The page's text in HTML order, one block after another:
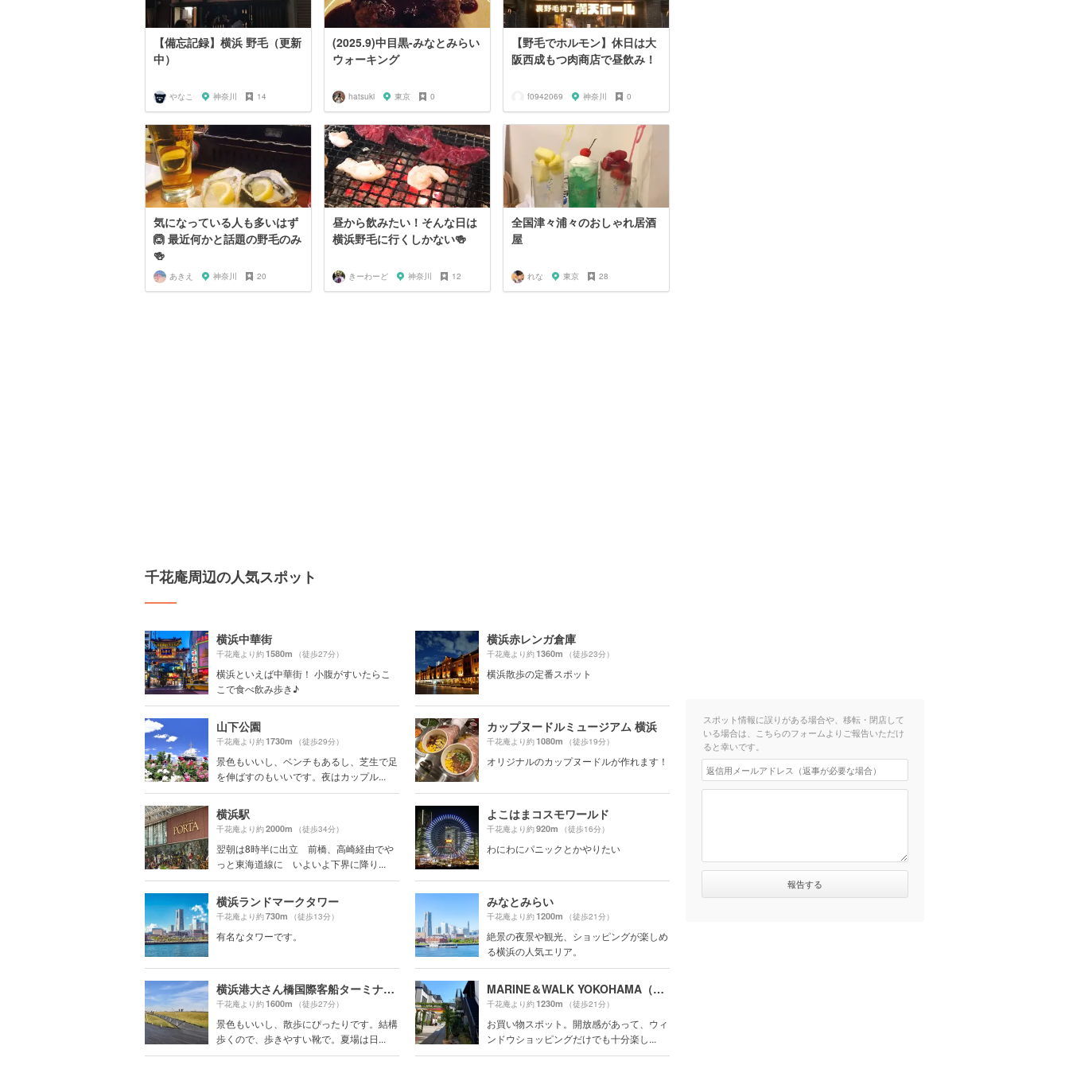
【備忘記録】横浜 野毛（更新
中）
やなこ 神奈川 14
(2025.9)中目黒-みなとみらい
ウォーキング
hatsuki 東京 0
【野毛でホルモン】休日は大
阪西成もつ肉商店で昼飲み！
f0942069 神奈川 0
気になっている人も多いはず
🙆 最近何かと話題の野毛のみ
🍻
あきえ 神奈川 20
昼から飲みたい！そんな日は
横浜野毛に行くしかない🍻
きーわーど 神奈川 12
全国津々浦々のおしゃれ居酒
屋
れな 東京 28
千花庵周辺の人気スポット
横浜中華街
千花庵より約1580m （徒歩27分）
横浜といえば中華街！ 小腹がすいたらこ
こで食べ飲み歩き♪
横浜赤レンガ倉庫
千花庵より約1360m （徒歩23分）
横浜散歩の定番スポット
山下公園
千花庵より約1730m （徒歩29分）
景色もいいし、ベンチもあるし、芝生で足
を伸ばすのもいいです。夜はカップル...
カップヌードルミュージアム 横浜
千花庵より約1080m （徒歩19分）
オリジナルのカップヌードルが作れます！
横浜駅
千花庵より約2000m （徒歩34分）
翌朝は8時半に出立 前橋、高崎経由でや
っと東海道線に いよいよ下界に降り...
よこはまコスモワールド
千花庵より約920m （徒歩16分）
わにわにパニックとかやりたい
横浜ランドマークタワー
千花庵より約730m （徒歩13分）
有名なタワーです。
みなとみらい
千花庵より約1200m （徒歩21分）
絶景の夜景や観光、ショッピングが楽しめ
る横浜の人気エリア。
横浜港大さん橋国際客船ターミナル（大さん橋）
千花庵より約1600m （徒歩27分）
景色もいいし、散歩にぴったりです。結構
歩くので、歩きやすい靴で。夏場は日...
MARINE＆WALK YOKOHAMA（マリン アンド ウォーク ヨコハマ）
千花庵より約1230m （徒歩21分）
お買い物スポット。開放感があって、ウィ
ンドウショッピングだけでも十分楽し...
スポット情報に誤りがある場合や、移転・閉店して
いる場合は、こちらのフォームよりご報告いただけ
ると幸いです。